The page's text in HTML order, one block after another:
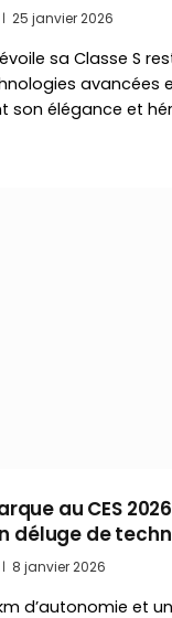
25 janvier 2026
sa Classe S
avancées
son élégance et
au CES
déluge de
8 janvier 2026
d’autonomie et